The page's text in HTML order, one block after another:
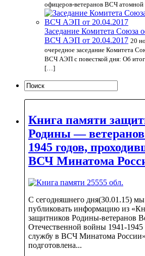
офицеров-ветеранов ВСЧ
Заседание Комитета Союза
ВСЧ АЭП от 20.04.2017 20
очередное заседание Комитета
ВСЧ АЭП с повесткой дня: Об
[…]
Книга памяти
Родины —
1945 годов,
ВСЧ Минатома
С сегодняшнего дня(30.01.15) мы
публиковать информацию из
защитников Родины-ветеранов
Отечественной войны 1941-
службу в ВСЧ Минатома
подготовлена...